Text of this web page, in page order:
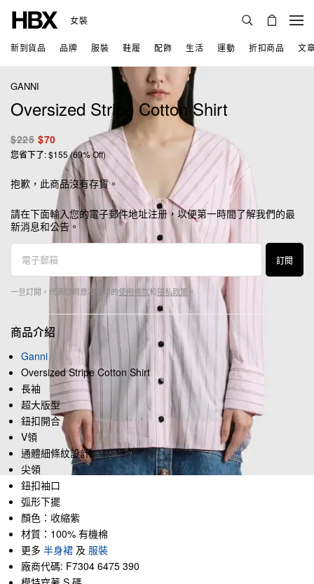
女裝
新到貨品 品牌 服裝 鞋履 配飾 生活 運動 折扣商品 文
GANNI
Oversized Stripe Cotton Shirt
$225 $70
您省下了: $155 (69% Off)
抱歉，此商品沒有存貨。
請在下面輸入您的電子郵件地址注册，以便第一時間了解我們的最
新消息和公告。
訂閱
一旦訂閱，代表您同意本公司的使用條款和隱私政策 。
商品介紹
Ganni
Oversized Stripe Cotton Shirt
長袖
超大版型
鈕扣開合
V領
通體細條紋設計
尖領
鈕扣袖口
弧形下擺
顏色：收縮紫
材質：100% 有機棉
更多 半身裙 及 服裝
廠商代碼: F7304 6475 390